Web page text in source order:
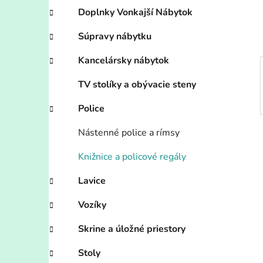
l
Doplnky Vonkajší Nábytok
Súpravy nábytku
Kancelársky nábytok
TV stolíky a obývacie steny
Police
Nástenné police a rímsy
Knižnice a policové regály
Lavice
Vozíky
Skrine a úložné priestory
Stoly